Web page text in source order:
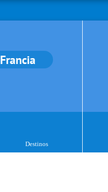
Francia
Destinos